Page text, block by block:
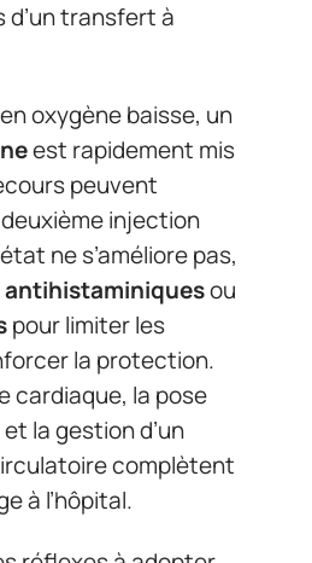
d’un transfert à
oxygène baisse, un
est rapidement mis
peuvent
injection
ne s’améliore pas,
antihistaminiquesou
pour limiter les
la protection.
cardiaque, la pose
la gestion d’un
complètent
à l’hôpital.